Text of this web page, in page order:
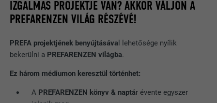
IZGALMAS PROJEKTJE VAN? AKKOR VÁLJON A
PREFARENZEN VILÁG RÉSZÉVÉ!
PREFA projektjének benyújtásáva l lehetősége nyílik
bekerülni a PREFARENZEN világba.
Ez három médiumon keresztül történhet:
A PREFARENZEN könyv & naptár évente egyszer